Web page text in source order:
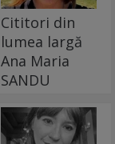
Cititori din
lumea largă
Ana Maria
SANDU